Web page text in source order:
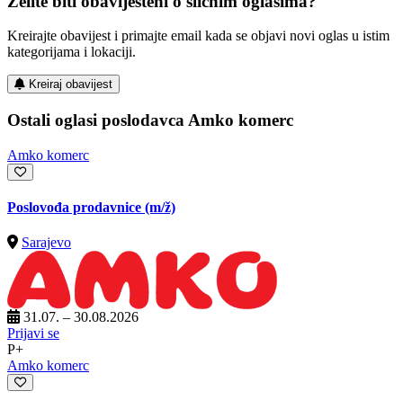
Kreirajte obavijest i primajte email kada se objavi novi oglas u istim
kategorijama i lokaciji.
Kreiraj obavijest
Ostali oglasi poslodavca Amko komerc
Amko komerc
Poslovođa prodavnice (m/ž)
Sarajevo
31.07. – 30.08.2026
Prijavi se
P+
Amko komerc